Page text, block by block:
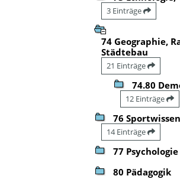
3 Einträge
74 Geographie,
Städtebau
21 Einträge
74.80
12 Einträge
76
14 Einträge
77 Psychologie
80 Pädagogik